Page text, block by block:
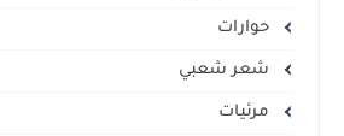
حوارات
شعر شعبي
مرئيات